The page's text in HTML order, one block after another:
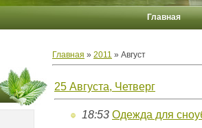
Главная
Главная » 2011 » Август
25 Августа, Четверг
18:53 Одежда для